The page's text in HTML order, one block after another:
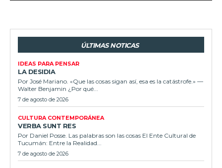
ÚLTIMAS NOTICAS
IDEAS PARA PENSAR
LA DESIDIA
Por José Mariano. «Que las cosas sigan así, esa es la catástrofe.» —
Walter Benjamin ¿Por qué...
7 de agosto de 2026
CULTURA CONTEMPORÁNEA
VERBA SUNT RES
Por Daniel Posse. Las palabras son las cosas El Ente Cultural de
Tucumán: Entre la Realidad...
7 de agosto de 2026